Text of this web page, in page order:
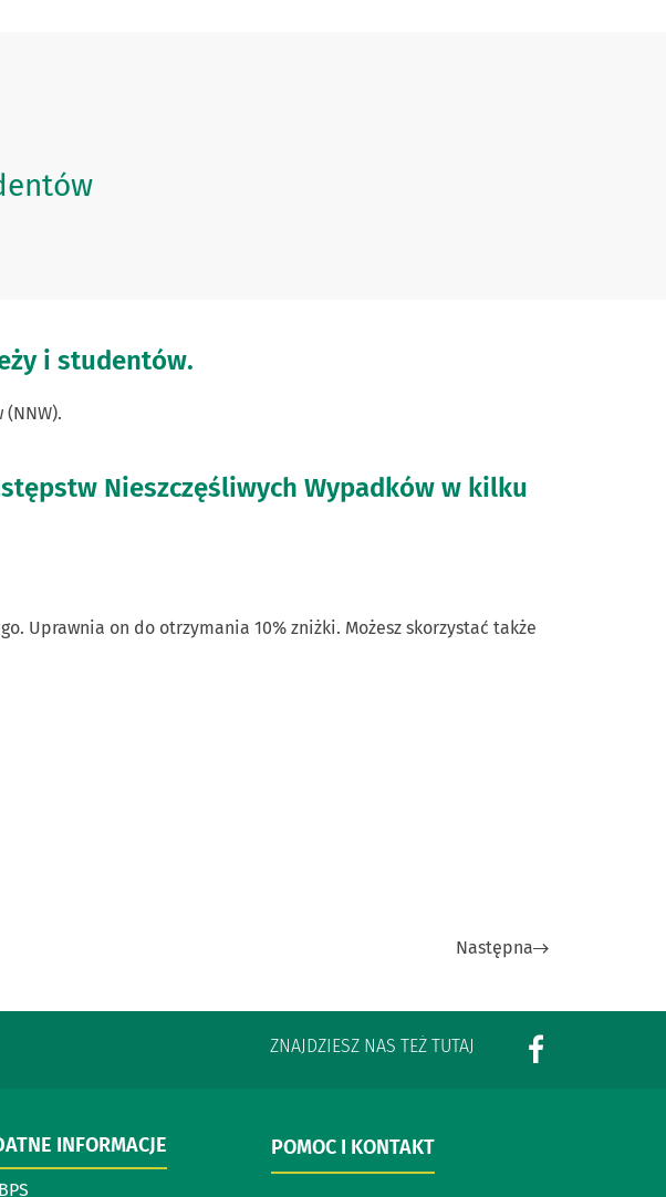
i studentów.
Nieszczęśliwych Wypadków w kilku
Uprawnia on do otrzymania 10% zniżki. Możesz skorzystać także
Następna
ZNAJDZIESZ NAS TEŻ TUTAJ
INFORMACJE POMOC I KONTAKT